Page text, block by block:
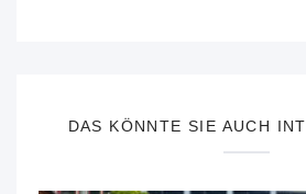
DAS KÖNNTE SIE AUCH